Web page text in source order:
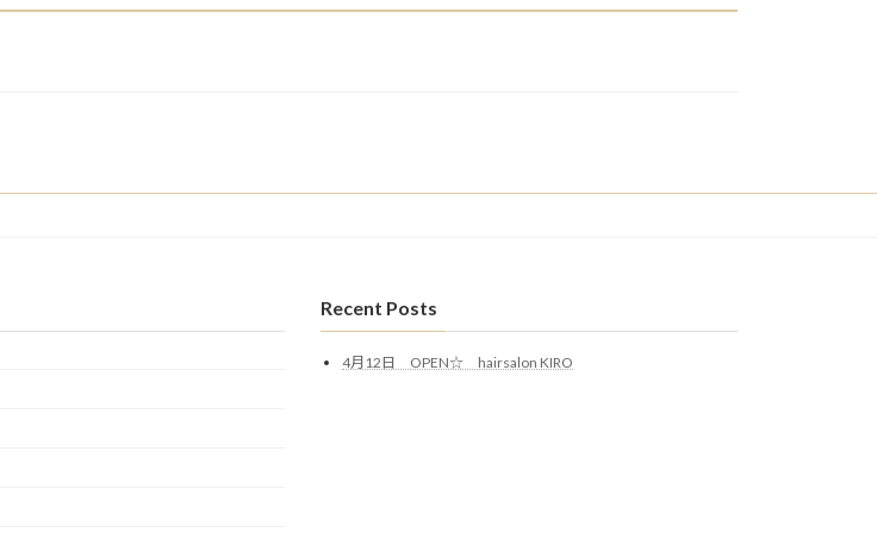
Recent Posts
4月12日 OPEN☆ hairsalon KIRO